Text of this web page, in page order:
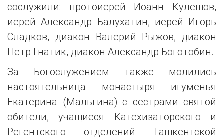
сослужили: протоиерей Иоанн Кулешов,
иерей Александр Балухатин, иерей Игорь
Сладков, диакон Валерий Рыжов, диакон
Петр Гнатик, диакон Александр Боготобин.
За Богослужением также молились
настоятельница монастыря игуменья
Екатерина (Мальгина) с сестрами святой
обители, учащиеся Катехизаторского и
Регентского отделений Ташкентской